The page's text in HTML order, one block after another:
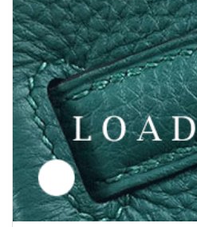
6049392/鞋子 来自于 汤姆福特/
联系我们获得价格